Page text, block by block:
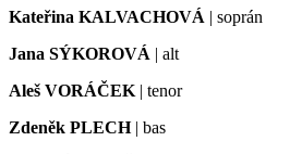
Kateřina KALVACHOVÁ | soprán
Jana SÝKOROVÁ | alt
Aleš VORÁČEK| tenor
Zdeněk PLECH| bas